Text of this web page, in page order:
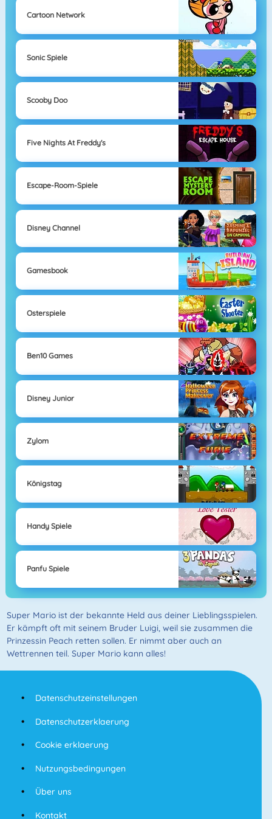
Cartoon Network
Sonic Spiele
Scooby Doo
Five Nights At Freddy's
Escape-Room-Spiele
Disney Channel
Gamesbook
Osterspiele
Ben10 Games
Disney Junior
Zylom
Königstag
Handy Spiele
Panfu Spiele
Super Mario ist der bekannte Held aus deiner Lieblingsspielen.
Er kämpft oft mit seinem Bruder Luigi, weil sie zusammen die
Prinzessin Peach retten sollen. Er nimmt aber auch an
Wettrennen teil. Super Mario kann alles!
Datenschutzeinstellungen
Datenschutzerklaerung
Cookie erklaerung
Nutzungsbedingungen
Über uns
Kontakt